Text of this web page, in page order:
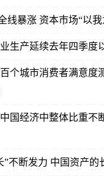
线暴涨 资本市场“以
生产延续去年四季度
个城市消费者满意度
国经济中整体比重不
”不断发力 中国资产的